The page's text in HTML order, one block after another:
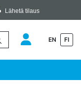
Lähetä tilaus
EN FI